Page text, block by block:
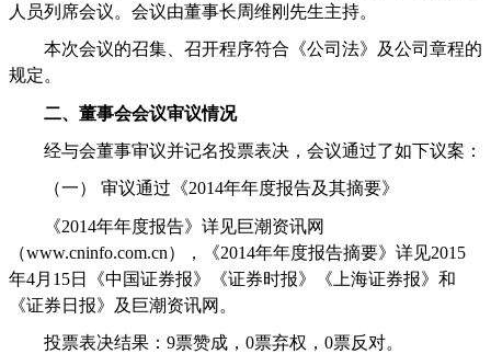
人员列席会议。会议由董事长周维刚先生主持。
本次会议的召集、召开程序符合《公司法》及公司章程的
规定。
二、董事会会议审议情况
经与会董事审议并记名投票表决，会议通过了如下议案：
（一） 审议通过《2014年年度报告及其摘要》
《2014年年度报告》详见巨潮资讯网
（www.cninfo.com.cn），《2014年年度报告摘要》详见2015
年4月 15日《中国证券报》《证券时报》《上海证券报》和
《证券日报》及巨潮资讯网。
投票表决结果： 9票赞成， 0票弃权， 0票反对。